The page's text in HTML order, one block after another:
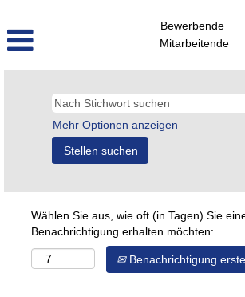
Bewerbende
Mitarbeitende
Mehr Optionen anzeigen
Wählen Sie aus, wie oft (in Tagen) Sie
Benachrichtigung erhalten möchten:
Benachrichtigung